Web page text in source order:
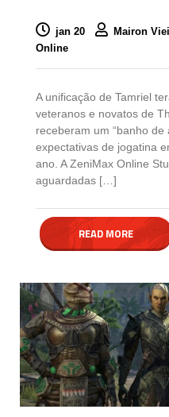
jan 20 Mairon
Online
A unificação de Tamriel
veteranos e novatos de
receberam um “banho de
expectativas de jogatina
ano. A ZeniMax Online
aguardadas […]
READ MORE